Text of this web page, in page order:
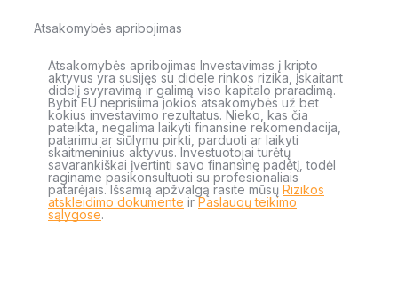
Atsakomybės apribojimas
Atsakomybės apribojimas Investavimas į kripto
aktyvus yra susijęs su didele rinkos rizika, įskaitant
didelį svyravimą ir galimą viso kapitalo praradimą.
Bybit EU neprisiima jokios atsakomybės už bet
kokius investavimo rezultatus. Nieko, kas čia
pateikta, negalima laikyti finansine rekomendacija,
patarimu ar siūlymu pirkti, parduoti ar laikyti
skaitmeninius aktyvus. Investuotojai turėtų
savarankiškai įvertinti savo finansinę padėtį, todėl
raginame pasikonsultuoti su profesionaliais
patarėjais. Išsamią apžvalgą rasite mūsų Rizikos
atskleidimo dokumente irPaslaugų teikimo
sąlygose.